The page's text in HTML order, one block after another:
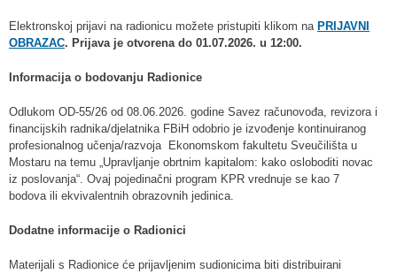
Elektronskoj prijavi na radionicu možete pristupiti klikom na PRIJAVNI
OBRAZAC. Prijava je otvorena do 01.07.2026. u 12:00.
Informacija o bodovanju Radionice
Odlukom OD-55/26 od 08.06.2026. godine Savez računovođa, revizora i
financijskih radnika/djelatnika FBiH odobrio je izvođenje kontinuiranog
profesionalnog učenja/razvoja Ekonomskom fakultetu Sveučilišta u
Mostaru na temu „Upravljanje obrtnim kapitalom: kako osloboditi novac
iz poslovanja“. Ovaj pojedinačni program KPR vrednuje se kao 7
bodova ili ekvivalentnih obrazovnih jedinica.
Dodatne informacije o Radionici
Materijali s Radionice će prijavljenim sudionicima biti distribuirani